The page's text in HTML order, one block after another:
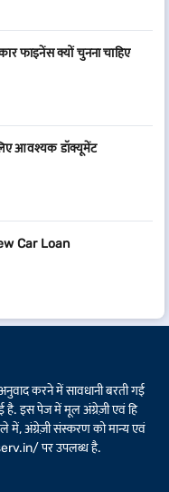
फाइनेंस क्यों चुनना चाहिए
आवश्यक डॉक्यूमेंट
Car Loan
करने में सावधानी बरती गई
है. इस पेज में मूल अंग्रेज़ी एवं हि
में, अंग्रेज़ी संस्करण को मान्य एवं
पर उपलब्ध है.